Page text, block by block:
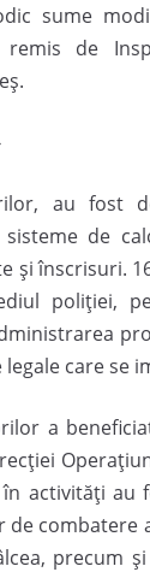
sume
de
au fost
de
și înscrisuri.
poliției,
care se
a
activități au
de combatere
precum